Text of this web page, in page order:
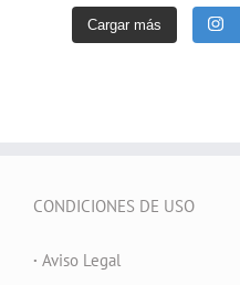
Cargar más
CONDICIONES DE USO
· Aviso Legal